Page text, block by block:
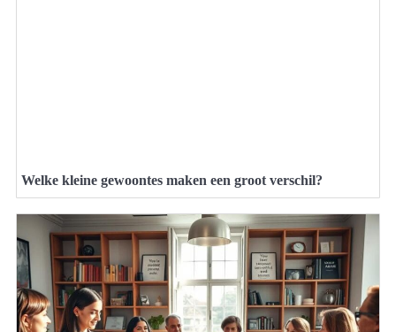
Welke kleine gewoontes maken een groot verschil?